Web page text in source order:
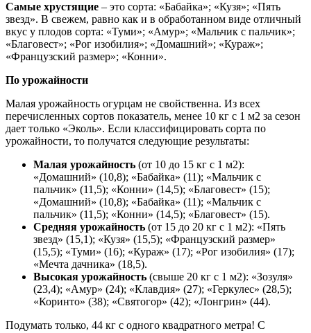
Самые хрустящие – это сорта: «Бабайка»; «Кузя»; «Пять
звезд». В свежем, равно как и в обработанном виде отличный
вкус у плодов сорта: «Туми»; «Амур»; «Мальчик с пальчик»;
«Благовест»; «Рог изобилия»; «Домашний»; «Кураж»;
«Французский размер»; «Конни».
По урожайности
Малая урожайность огурцам не свойственна. Из всех
перечисленных сортов показатель, менее 10 кг с 1 м2 за сезон
дает только «Эколь». Если классифицировать сорта по
урожайности, то получатся следующие результаты:
Малая урожайность (от 10 до 15 кг с 1 м2):
«Домашний» (10,8); «Бабайка» (11); «Мальчик с
пальчик» (11,5); «Конни» (14,5); «Благовест» (15);
«Домашний» (10,8); «Бабайка» (11); «Мальчик с
пальчик» (11,5); «Конни» (14,5); «Благовест» (15).
Средняя урожайность (от 15 до 20 кг с 1 м2): «Пять
звезд» (15,1); «Кузя» (15,5); «Французский размер»
(15,5); «Туми» (16); «Кураж» (17); «Рог изобилия» (17);
«Мечта дачника» (18,5).
Высокая урожайность (свыше 20 кг с 1 м2): «Зозуля»
(23,4); «Амур» (24); «Клавдия» (27); «Геркулес» (28,5);
«Коринто» (38); «Святогор» (42); «Лонгрин» (44).
Подумать только, 44 кг с одного квадратного метра! С